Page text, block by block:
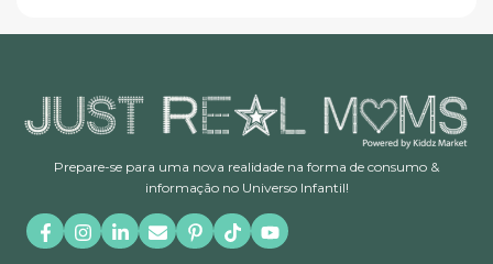
Prepare-se para uma nova realidade na forma de consumo &
informação no Universo Infantil!